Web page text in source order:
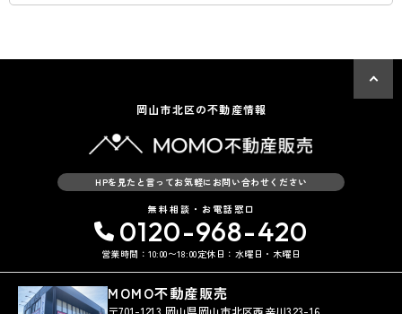
岡山市北区の不動産情報
HPを見たと言ってお気軽にお問い合わせください
無料相談・お電話窓口
0120-968-420
営業時間：10:00〜18:00定休日：水曜日・木曜日
MOMO不動産販売
〒701-1213 岡山県岡山市北区西辛川323-16